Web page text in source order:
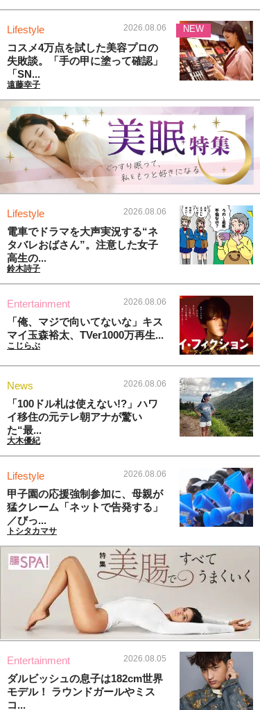
Lifestyle 2026.08.06
コスメ4万点を試した美容プロの
失敗談。「手の甲に塗って確認」
「SN...
遠藤幸子
NEW
Lifestyle 2026.08.06
電車でドラマを大声実況する“ネ
タバレおばさん”。注意した女子
高生の...
鈴木詩子
Entertainment 2026.08.06
「俺、マジで向いてないな」キス
マイ玉森裕太、TVer1000万再生...
こじらぶ
News 2026.08.06
「100ドル札は使えない!?」ハワ
イ移住の元テレ朝アナが驚い
た“最...
大木優紀
Lifestyle 2026.08.06
甲子園の応援強制参加に、母親が
猛クレーム「ネットで告発する」
／びっ...
トシタカマサ
Entertainment 2026.08.05
ダルビッシュの息子は182cm世界
モデル！ ラウンドガールやミス
コ...